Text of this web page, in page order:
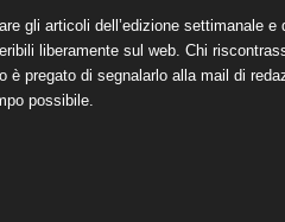
gli articoli dell’edizione settimanale
liberamente sul web. Chi
è pregato di segnalarlo alla mail di
possibile.